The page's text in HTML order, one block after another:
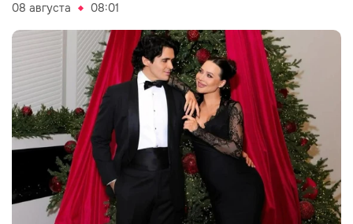
08 августа 08:01